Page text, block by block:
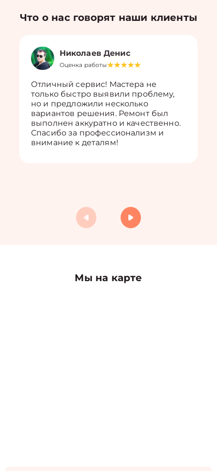
Что о нас говорят наши клиенты
Николаев Денис
Оценка работы
Отличный сервис! Мастера не
только быстро выявили проблему,
но и предложили несколько
вариантов решения. Ремонт был
выполнен аккуратно и качественно.
Спасибо за профессионализм и
внимание к деталям!
Мы на карте